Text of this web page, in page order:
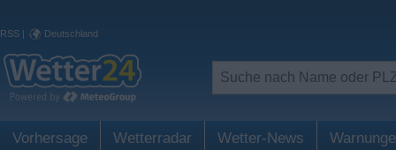
RSS | Deutschland
Vorhersage Wetterradar Wetter-News